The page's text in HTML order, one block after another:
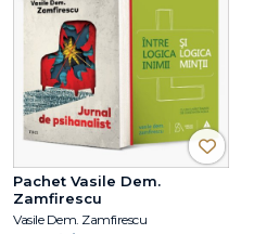
Pachet Vasile Dem.
Zamfirescu
Vasile Dem. Zamfirescu